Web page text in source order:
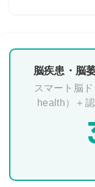
脳疾患・脳
スマート脳
health）＋